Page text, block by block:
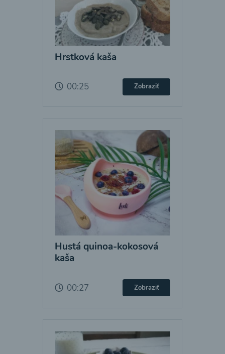
Hrstková kaša
00:25 Zobraziť
Hustá quinoa-kokosová
kaša
00:27 Zobraziť